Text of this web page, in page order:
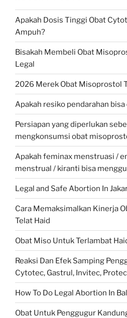
Apakah Dosis Tinggi Obat
Ampuh?
Bisakah Membeli Obat
Legal
2026 Merek Obat Misoprostol
Apakah resiko pendarahan
Persiapan yang diperlukan
mengkonsumsi obat
Apakah feminax menstruasi /
menstrual / kiranti bisa
Legal and Safe Abortion In
Cara Memaksimalkan Kinerja
Telat Haid
Obat Miso Untuk Terlambat
Reaksi Dan Efek Samping
Cytotec, Gastrul, Invitec,
How To Do Legal Abortion In
Obat Untuk Penggugur